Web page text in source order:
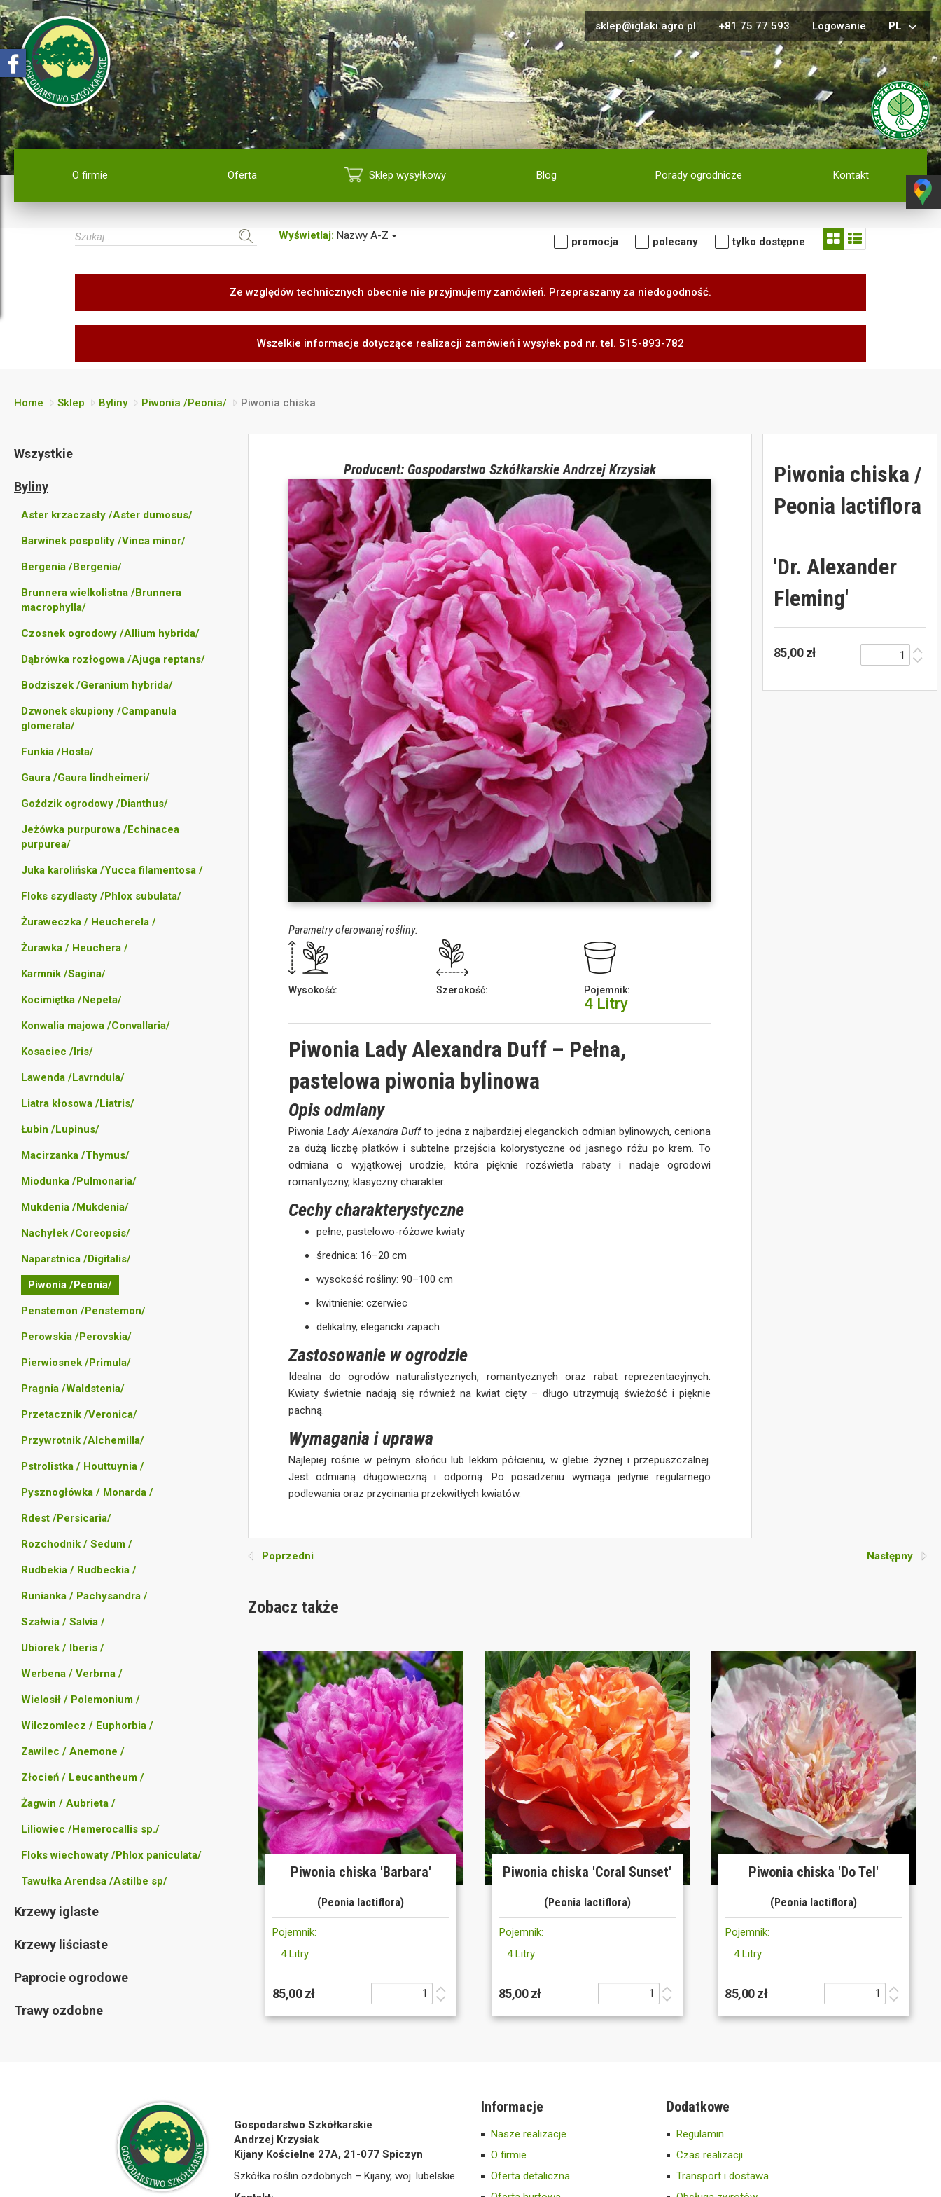
sklep@iglaki.agro.pl +81 75 77 593 Logowanie PL
O firmie Oferta Sklep wysyłkowy Blog Porady ogrodnicze Kontakt
Wyświetlaj: Nazwy A-Z promocja polecany tylko dostępne
Ze względów technicznych obecnie nie przyjmujemy zamówień. Przepraszamy za niedogodność.
Wszelkie informacje dotyczące realizacji zamówień i wysyłek pod nr. tel. 515-893-782
Home Sklep Byliny Piwonia /Peonia/ Piwonia chiska
Wszystkie
Byliny
Aster krzaczasty /Aster dumosus/
Barwinek pospolity /Vinca minor/
Bergenia /Bergenia/
Brunnera wielkolistna /Brunnera
macrophylla/
Czosnek ogrodowy /Allium hybrida/
Dąbrówka rozłogowa /Ajuga reptans/
Bodziszek /Geranium hybrida/
Dzwonek skupiony /Campanula
glomerata/
Funkia /Hosta/
Gaura /Gaura lindheimeri/
Goździk ogrodowy /Dianthus/
Jeżówka purpurowa /Echinacea
purpurea/
Juka karolińska /Yucca filamentosa /
Floks szydlasty /Phlox subulata/
Żuraweczka / Heucherela /
Żurawka / Heuchera /
Karmnik /Sagina/
Kocimiętka /Nepeta/
Konwalia majowa /Convallaria/
Kosaciec /Iris/
Lawenda /Lavrndula/
Liatra kłosowa /Liatris/
Łubin /Lupinus/
Macirzanka /Thymus/
Miodunka /Pulmonaria/
Mukdenia /Mukdenia/
Nachyłek /Coreopsis/
Naparstnica /Digitalis/
Piwonia /Peonia/
Penstemon /Penstemon/
Perowskia /Perovskia/
Pierwiosnek /Primula/
Pragnia /Waldstenia/
Przetacznik /Veronica/
Przywrotnik /Alchemilla/
Pstrolistka / Houttuynia /
Pysznogłówka / Monarda /
Rdest /Persicaria/
Rozchodnik / Sedum /
Rudbekia / Rudbeckia /
Runianka / Pachysandra /
Szałwia / Salvia /
Ubiorek / Iberis /
Werbena / Verbrna /
Wielosił / Polemonium /
Wilczomlecz / Euphorbia /
Zawilec / Anemone /
Złocień / Leucantheum /
Żagwin / Aubrieta /
Liliowiec /Hemerocallis sp./
Floks wiechowaty /Phlox paniculata/
Tawułka Arendsa /Astilbe sp/
Krzewy iglaste
Krzewy liściaste
Paprocie ogrodowe
Trawy ozdobne
Producent: Gospodarstwo Szkółkarskie Andrzej Krzysiak
Parametry oferowanej rośliny:
Wysokość: Szerokość: Pojemnik:
4 Litry
Piwonia Lady Alexandra Duff – Pełna,
pastelowa piwonia bylinowa
Opis odmiany
PiwoniaLady Alexandra Duffto jedna z najbardziej eleganckich odmian bylinowych, ceniona
za dużą liczbę płatków i subtelne przejścia kolorystyczne od jasnego różu po krem. To
odmiana o wyjątkowej urodzie, która pięknie rozświetla rabaty i nadaje ogrodowi
romantyczny, klasyczny charakter.
Cechy charakterystyczne
pełne, pastelowo-różowe kwiaty
średnica: 16–20 cm
wysokość rośliny: 90–100 cm
kwitnienie: czerwiec
delikatny, elegancki zapach
Zastosowanie w ogrodzie
Idealna do ogrodów naturalistycznych, romantycznych oraz rabat reprezentacyjnych.
Kwiaty świetnie nadają się również na kwiat cięty – długo utrzymują świeżość i pięknie
pachną.
Wymagania i uprawa
Najlepiej rośnie w pełnym słońcu lub lekkim półcieniu, w glebie żyznej i przepuszczalnej.
Jest odmianą długowieczną i odporną. Po posadzeniu wymaga jedynie regularnego
podlewania oraz przycinania przekwitłych kwiatów.
Piwonia chiska /
Peonia lactiflora
'Dr. Alexander
Fleming'
85,00 zł
Poprzedni Następny
Zobacz także
Piwonia chiska 'Barbara'
(Peonia lactiflora)
Pojemnik:
4 Litry
85,00 zł
Piwonia chiska 'Coral Sunset'
(Peonia lactiflora)
Pojemnik:
4 Litry
85,00 zł
Piwonia chiska 'Do Tel'
(Peonia lactiflora)
Pojemnik:
4 Litry
85,00 zł
Gospodarstwo Szkółkarskie
Andrzej Krzysiak
Kijany Kościelne 27A, 21-077 Spiczyn
Szkółka roślin ozdobnych – Kijany, woj. lubelskie
Informacje
Nasze realizacje
O firmie
Oferta detaliczna
Dodatkowe
Regulamin
Czas realizacji
Transport i dostawa